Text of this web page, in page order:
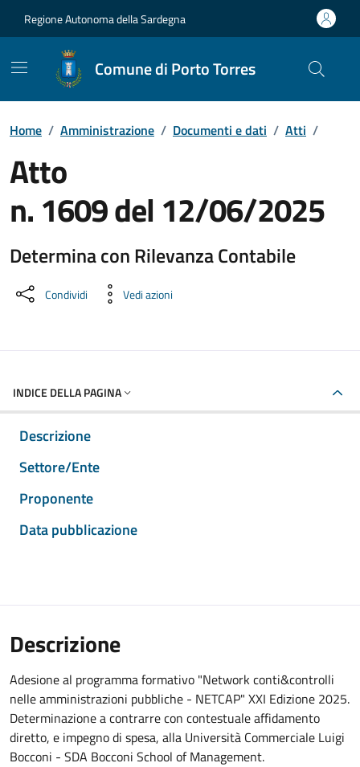
Regione Autonoma della Sardegna
Comune di Porto Torres
Home / Amministrazione / Documenti e dati / Atti /
Atto
n. 1609 del 12/06/2025
Determina con Rilevanza Contabile
Dettaglio del documento
Condividi Vedi azioni
INDICE DELLA PAGINA
Descrizione
Settore/Ente
Proponente
Data pubblicazione
Descrizione
Adesione al programma formativo "Network conti&controlli
nelle amministrazioni pubbliche - NETCAP" XXI Edizione 2025.
Determinazione a contrarre con contestuale affidamento
diretto, e impegno di spesa, alla Università Commerciale Luigi
Bocconi - SDA Bocconi School of Management.